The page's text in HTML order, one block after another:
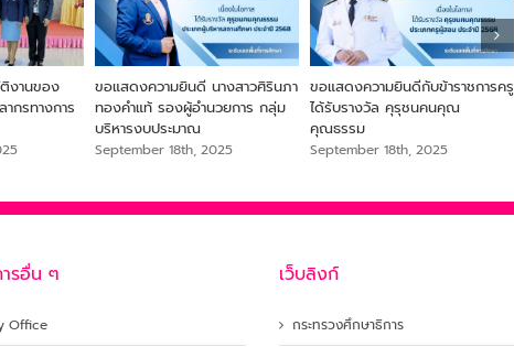
งานของ
ากรทางการ
ขอแสดงความยินดี นางสาวศิรินภา
ทองคำแท้ รองผู้อำนวยการ กลุ่ม
บริหารงบประมาณ
September 18th, 2025
ขอแสดงความยินดีกับข้าราชการครู
ได้รับรางวัล คุรุชนคนคุณ
คุณธรรม
September 18th, 2025
รอื่น ๆ
Office
เว็บลิงก์
กระทรวงศึกษาธิการ